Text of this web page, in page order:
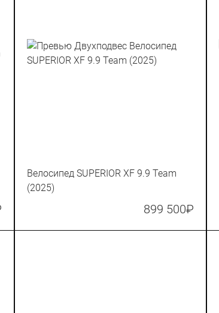
Велосипед SUPERIOR XF 9.9 Team
(2025)
899 500₽